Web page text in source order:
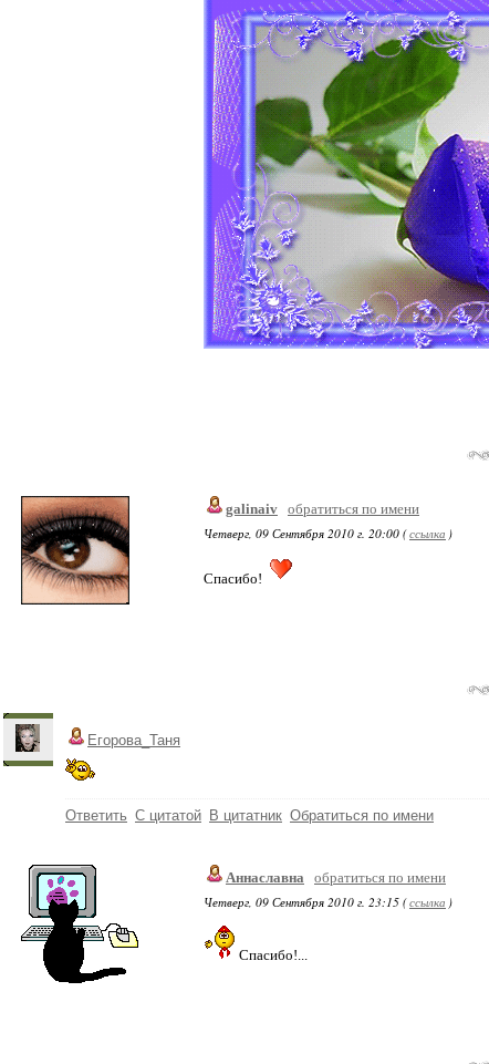
galinaiv обратиться по имени
Четверг, 09 Сентября 2010 г. 20:00 (ссылка )
Спасибо!
Егорова_Таня
Ответить С цитатой В цитатник Обратиться по имени
Аннаславна
обратиться по имени
Четверг, 09 Сентября 2010 г. 23:15 (ссылка )
Спасибо!...